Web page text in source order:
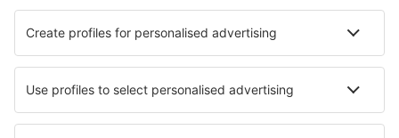
Verblijf in Preveza Verblijf in Skala (Kefalonia)
Beste accommodatie - steden
Verblijf in Thabazimbi Verblijf in Ardagger Markt